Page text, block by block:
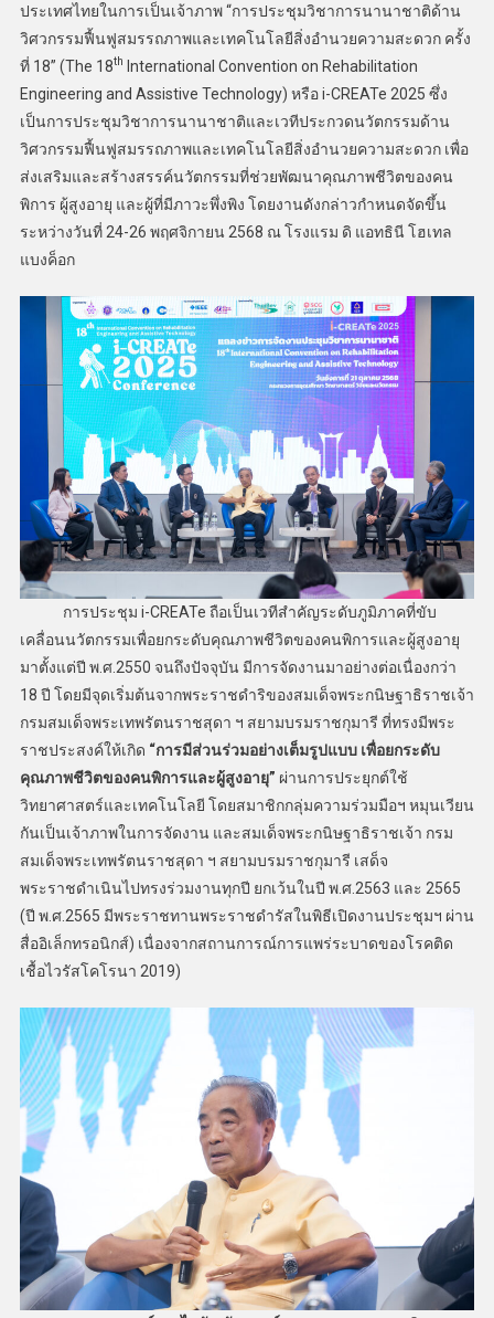
ประเทศไทยในการเป็นเจ้าภาพ “การประชุมวิชาการนานาชาติด้าน
วิศวกรรมฟื้นฟูสมรรถภาพและเทคโนโลยีสิ่งอำนวยความสะดวก ครั้ง
ที่ 18” (The 18th International Convention on Rehabilitation
Engineering and Assistive Technology) หรือ i-CREATe 2025 ซึ่ง
เป็นการประชุมวิชาการนานาชาติและเวทีประกวดนวัตกรรมด้าน
วิศวกรรมฟื้นฟูสมรรถภาพและเทคโนโลยีสิ่งอำนวยความสะดวก เพื่อ
ส่งเสริมและสร้างสรรค์นวัตกรรมที่ช่วยพัฒนาคุณภาพชีวิตของคน
พิการ ผู้สูงอายุ และผู้ที่มีภาวะพึ่งพิง โดยงานดังกล่าวกำหนดจัดขึ้น
ระหว่างวันที่ 24-26 พฤศจิกายน 2568 ณ โรงแรม ดิ แอทธินี โฮเทล
แบงค็อก
การประชุม i-CREATe ถือเป็นเวทีสำคัญระดับภูมิภาคที่ขับ
เคลื่อนนวัตกรรมเพื่อยกระดับคุณภาพชีวิตของคนพิการและผู้สูงอายุ
มาตั้งแต่ปี พ.ศ.2550 จนถึงปัจจุบัน มีการจัดงานมาอย่างต่อเนื่องกว่า
18 ปี โดยมีจุดเริ่มต้นจากพระราชดำริของสมเด็จพระกนิษฐาธิราชเจ้า
กรมสมเด็จพระเทพรัตนราชสุดา ฯ สยามบรมราชกุมารี ที่ทรงมีพระ
ราชประสงค์ให้เกิด “การมีส่วนร่วมอย่างเต็มรูปแบบ เพื่อยกระดับ
คุณภาพชีวิตของคนพิการและผู้สูงอายุ” ผ่านการประยุกต์ใช้
วิทยาศาสตร์และเทคโนโลยี โดยสมาชิกกลุ่มความร่วมมือฯ หมุนเวียน
กันเป็นเจ้าภาพในการจัดงาน และสมเด็จพระกนิษฐาธิราชเจ้า กรม
สมเด็จพระเทพรัตนราชสุดา ฯ สยามบรมราชกุมารี เสด็จ
พระราชดำเนินไปทรงร่วมงานทุกปี ยกเว้นในปี พ.ศ.2563 และ 2565
(ปี พ.ศ.2565 มีพระราชทานพระราชดำรัสในพิธีเปิดงานประชุมฯ ผ่าน
สื่ออิเล็กทรอนิกส์) เนื่องจากสถานการณ์การแพร่ระบาดของโรคติด
เชื้อไวรัสโคโรนา 2019)